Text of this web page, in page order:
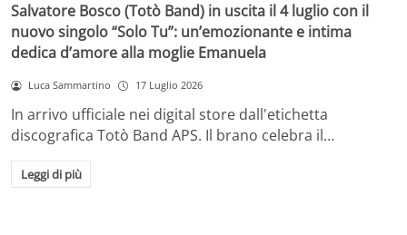
Salvatore Bosco (Totò Band) in uscita il 4 luglio con il
nuovo singolo “Solo Tu”: un’emozionante e intima
dedica d’amore alla moglie Emanuela
Luca Sammartino 17 Luglio 2026
In arrivo ufficiale nei digital store dall'etichetta
discografica Totò Band APS. Il brano celebra il…
Leggi di più